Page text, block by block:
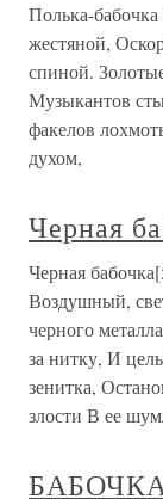
Полька-
жестяной,
спиной.
Музыкантов
факелов
духом,
Черная
Черная
Воздушный,
черного
за нитку, И
зенитка,
злости В ее